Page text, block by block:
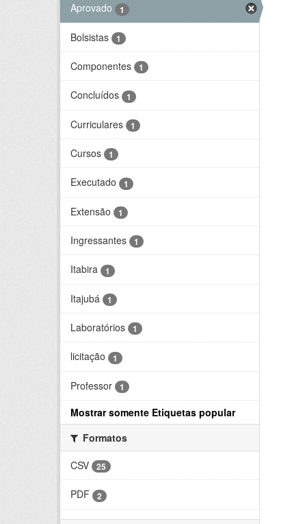
Aprovado 1
Bolsistas 1
Componentes 1
Concluídos 1
Curriculares 1
Cursos 1
Executado 1
Extensão 1
Ingressantes 1
Itabira 1
Itajubá 1
Laboratórios 1
licitação 1
Professor 1
Mostrar somente Etiquetas popular
Formatos
CSV
25
PDF 2